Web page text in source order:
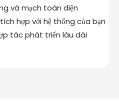
và mạch toàn diện
hợp với hệ thống của bạn
tác phát triển lâu dài